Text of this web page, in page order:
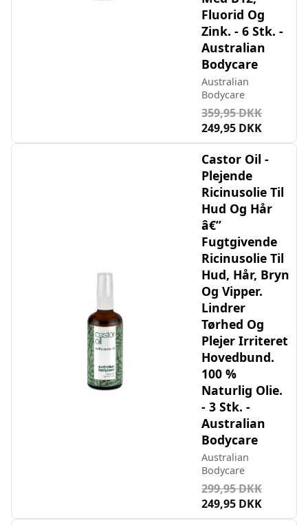
Fluorid Og
Zink. - 6 Stk. -
Australian
Bodycare
Australian
Bodycare
359,95 DKK
249,95 DKK
Castor Oil -
Plejende
Ricinusolie Til
Hud Og Hår
â€”
Fugtgivende
Ricinusolie Til
Hud, Hår, Bryn
Og Vipper.
Lindrer
Tørhed Og
Plejer Irriteret
Hovedbund.
100 %
Naturlig Olie.
- 3 Stk. -
Australian
Bodycare
Australian
Bodycare
299,95 DKK
249,95 DKK